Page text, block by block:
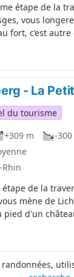
étape de la
vous
fort, c’est autre
l’époque dans
le
Vosges du
les parties
vertigineuse.
dans Passion
dédié à la
Rectangle
- La
du tourisme
+309 m
-
Rhin
de la
mène de
pied d'un
Passion
Tout le trajet se